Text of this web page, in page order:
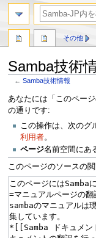
Samba技術
←Samba技術情報
ナ
ビ
ョ
ン
に
移
動
検
索
あなたには「このペー
の通りです:
この操作は、次のグ
利用者。
ページ名前空間にあ
このページのソースの
その他